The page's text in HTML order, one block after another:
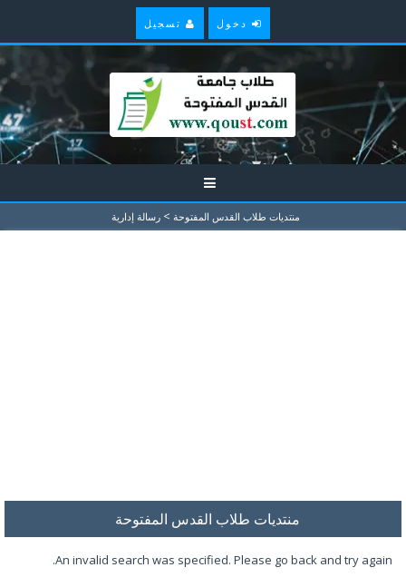
دخول تسجيل
منتديات طلاب القدس المفتوحة > رسالة إدارية
منتديات طلاب القدس المفتوحة
An invalid search was specified. Please go back and try again.